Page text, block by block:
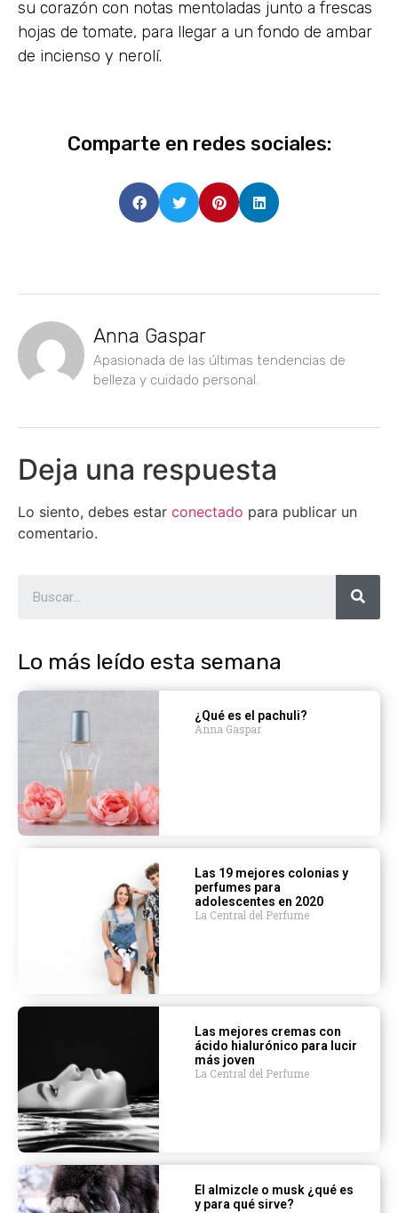
su corazón con notas mentoladas junto a frescas
hojas de tomate, para llegar a un fondo de ambar
de incienso y nerolí.
Comparte en redes sociales:
Anna Gaspar
Apasionada de las últimas tendencias de
belleza y cuidado personal.
Deja una respuesta
Lo siento, debes estar conectado para publicar un
comentario.
Lo más leído esta semana
¿Qué es el pachuli?
Anna Gaspar
Las 19 mejores colonias y
perfumes para
adolescentes en 2020
La Central del Perfume
Las mejores cremas con
ácido hialurónico para lucir
más joven
La Central del Perfume
El almizcle o musk ¿qué es
y para qué sirve?